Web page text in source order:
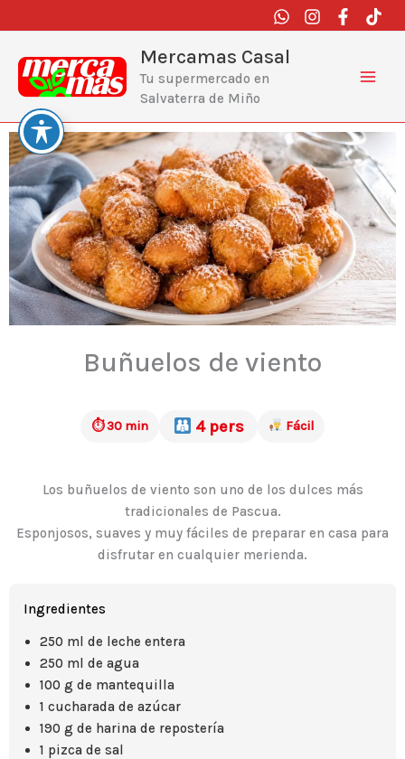
al
contenido
Mercamas Casal
Tu supermercado en
Salvaterra de Miño
Buñuelos de viento
⏱ 30 min 4 pers Fácil
Los buñuelos de viento son uno de los dulces más
tradicionales de Pascua.
Esponjosos, suaves y muy fáciles de preparar en casa para
disfrutar en cualquier merienda.
Ingredientes
250 ml de leche entera
250 ml de agua
100 g de mantequilla
1 cucharada de azúcar
190 g de harina de repostería
1 pizca de sal